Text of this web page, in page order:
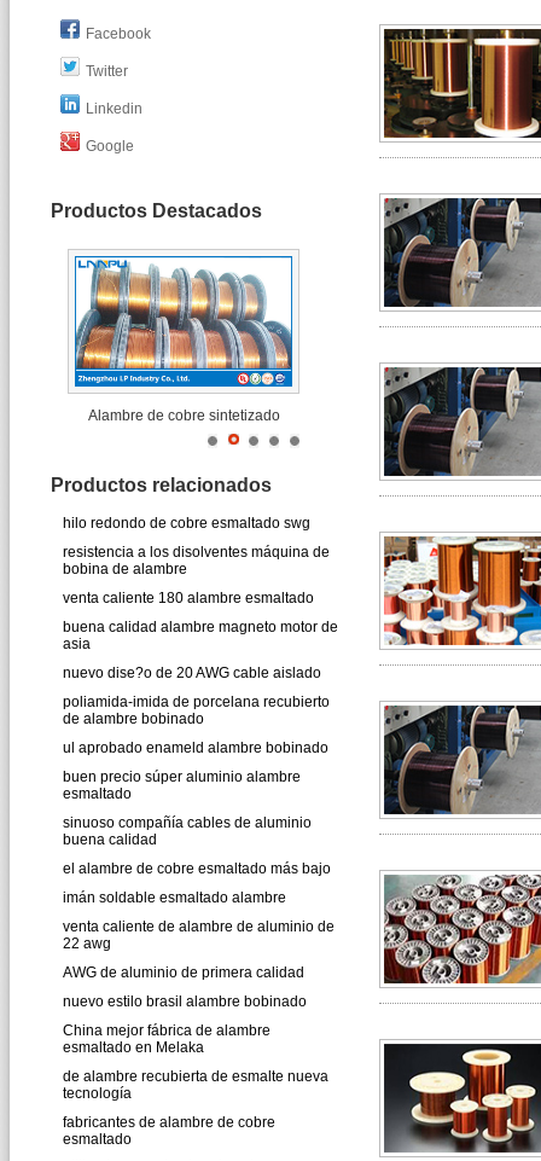
Facebook
Twitter
Linkedin
Google
Productos Destacados
Alambre de cobre sintetizado
Productos relacionados
hilo redondo de cobre esmaltado swg
resistencia a los disolventes máquina de
bobina de alambre
venta caliente 180 alambre esmaltado
buena calidad alambre magneto motor de
asia
nuevo dise?o de 20 AWG cable aislado
poliamida-imida de porcelana recubierto
de alambre bobinado
ul aprobado enameld alambre bobinado
buen precio súper aluminio alambre
esmaltado
sinuoso compañía cables de aluminio
buena calidad
el alambre de cobre esmaltado más bajo
imán soldable esmaltado alambre
venta caliente de alambre de aluminio de
22 awg
AWG de aluminio de primera calidad
nuevo estilo brasil alambre bobinado
China mejor fábrica de alambre
esmaltado en Melaka
de alambre recubierta de esmalte nueva
tecnología
fabricantes de alambre de cobre
esmaltado